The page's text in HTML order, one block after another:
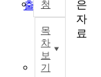
출력청
목
차
보
기
은
자
료